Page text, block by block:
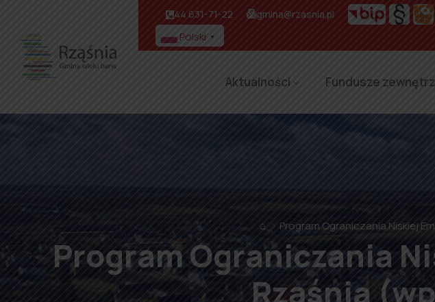
44 631-71-22 gmina@rzasnia.pl
Polski ▼
Aktualności Fundusze
⌂ Program Ograniczania Niskiej
Program Ograniczania
Rząśnia